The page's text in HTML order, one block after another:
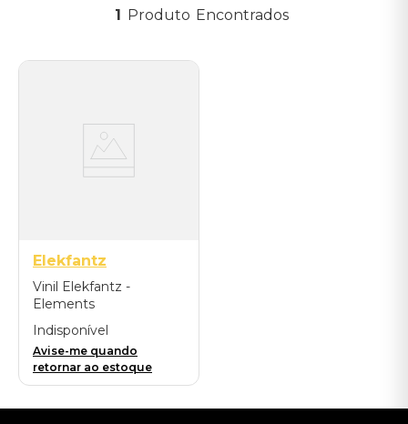
1 Produto
Elekfantz
Vinil Elekfantz -
Elements
Indisponível
Avise-me quando
retornar ao estoque